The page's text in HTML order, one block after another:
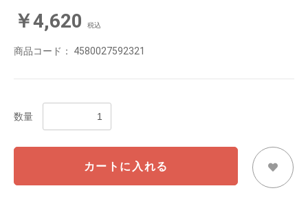
￥4,620 税込
商品コード： 4580027592321
数量
カートに入れる